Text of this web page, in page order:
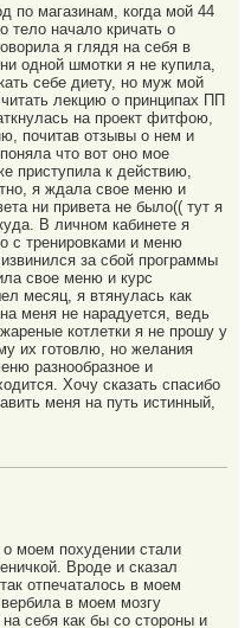
по магазинам, когда мой 44
тело начало кричать о
я глядя на себя в
одной шмотки я не купила,
себе диету, но муж мой
лекцию о принципах ПП
на проект фитфою,
почитав отзывы о нем и
что вот оно мое
приступила к действию,
я ждала свое меню и
ни привета не было(( тут я
В личном кабинете я
с тренировками и меню
за сбой программы
свое меню и курс
месяц, я втянулась как
меня не нарадуется, ведь
котлетки я не прошу у
их готовлю, но желания
разнообразное и
Хочу сказать спасибо
меня на путь истинный,
моем похудении стали
Вроде и сказал
отпечаталось в моем
в моем мозгу
себя как бы со стороны и